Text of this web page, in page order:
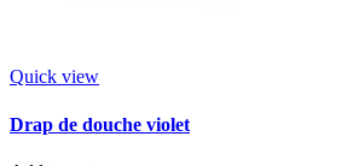
Quick view
Drap de douche violet